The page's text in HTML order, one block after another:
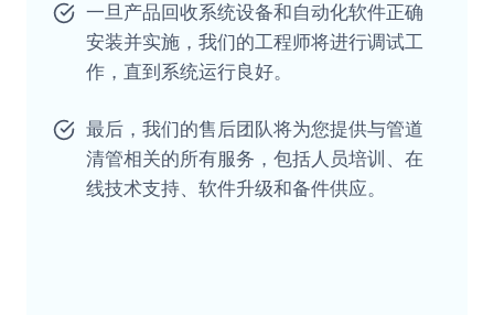
一旦产品回收系统设备和自动化软件正确
安装并实施，我们的工程师将进行调试工
作，直到系统运行良好。
最后，我们的售后团队将为您提供与管道
清管相关的所有服务，包括人员培训、在
线技术支持、软件升级和备件供应。